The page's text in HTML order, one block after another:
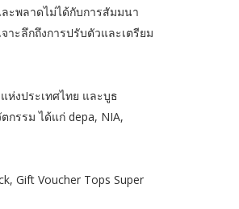
ะพลาดไม่ได้กับการสัมมนา
ะลึกถึงการปรับตัวและเตรียม
ห่งประเทศไทย และบูธ
รรม ได้แก่ depa, NIA,
Gift Voucher Tops Super